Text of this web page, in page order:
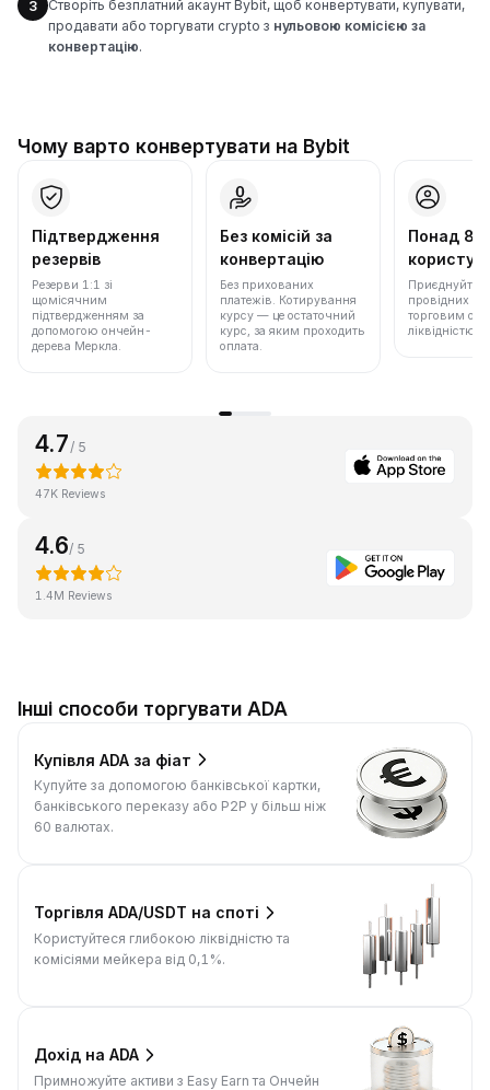
3
Створіть безплатний акаунт Bybit, щоб конвертувати, купувати,
продавати або торгувати crypto з нульовою комісією за
конвертацію.
Чому варто конвертувати на Bybit
Підтвердження
резервів
Резерви 1:1 зі
щомісячним
підтвердженням за
допомогою ончейн-
дерева Меркла.
Без комісій за
конвертацію
Без прихованих
платежів. Котирування
курсу — це остаточний
курс, за яким проходить
оплата.
Понад 86
Приєднуйтеся
провідних
торговим
ліквідністю.
4.7 / 5
47K Reviews
4.6/ 5
1.4M Reviews
Інші способи торгувати ADA
Купівля ADA за фіат
Купуйте за допомогою банківської картки,
банківського переказу або P2P у більш ніж
60 валютах.
Торгівля ADA/USDT на споті
Користуйтеся глибокою ліквідністю та
комісіями мейкера від 0,1%.
Дохід на ADA
Примножуйте активи з Easy Earn та Ончейн